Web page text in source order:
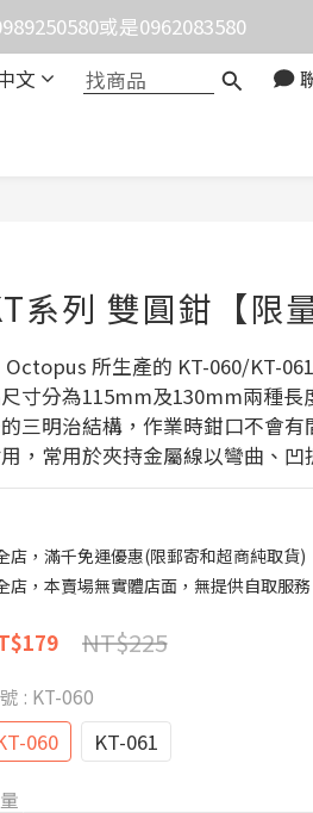
人提供專案報價。
或是0962083580
人提供專案報價。
文
系列 雙圓鉗【限量
Octopus 所生產的 KT-060/KT-
寸分為115mm及130mm兩種長
三明治結構，作業時鉗口不會有
，常用於夾持金屬線以彎曲、凹
店，滿千免運優惠(限郵寄和超商純取貨)
店，本賣場無實體店面，無提供自取服務
NT$225
: KT-060
060 KT-061